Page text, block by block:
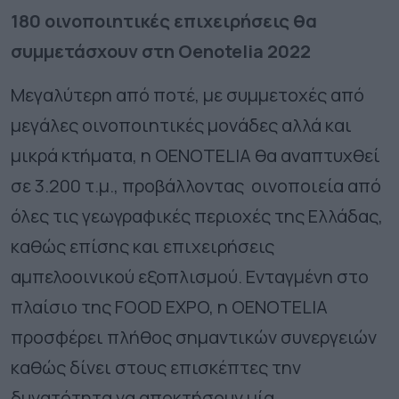
180 οινοποιητικές επιχειρήσεις θα
συμμετάσχουν στη Oenotelia 2022
Μεγαλύτερη από ποτέ, με συμμετοχές από
μεγάλες οινοποιητικές μονάδες αλλά και
μικρά κτήματα, η OENOTELIA θα αναπτυχθεί
σε 3.200 τ.μ., προβάλλοντας οινοποιεία από
όλες τις γεωγραφικές περιοχές της Ελλάδας,
καθώς επίσης και επιχειρήσεις
αμπελοοινικού εξοπλισμού. Ενταγμένη στο
πλαίσιο της FOOD EXPO, η OENOTELIA
προσφέρει πλήθος σημαντικών συνεργειών
καθώς δίνει στους επισκέπτες την